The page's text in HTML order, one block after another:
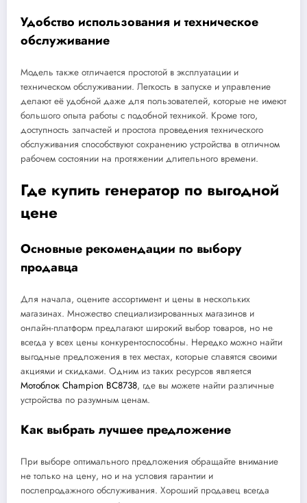
Удобство использования и техническое
обслуживание
Модель также отличается простотой в эксплуатации и
техническом обслуживании. Легкость в запуске и управление
делают её удобной даже для пользователей, которые не имеют
большого опыта работы с подобной техникой. Кроме того,
доступность запчастей и простота проведения технического
обслуживания способствуют сохранению устройства в отличном
рабочем состоянии на протяжении длительного времени.
Где купить генератор по выгодной
цене
Основные рекомендации по выбору
продавца
Для начала, оцените ассортимент и цены в нескольких
магазинах. Множество специализированных магазинов и
онлайн-платформ предлагают широкий выбор товаров, но не
всегда у всех цены конкурентоспособны. Нередко можно найти
выгодные предложения в тех местах, которые славятся своими
акциями и скидками. Одним из таких ресурсов является
Мотоблок Champion BC8738, где вы можете найти различные
устройства по разумным ценам.
Как выбрать лучшее предложение
При выборе оптимального предложения обращайте внимание
не только на цену, но и на условия гарантии и
послепродажного обслуживания. Хороший продавец всегда